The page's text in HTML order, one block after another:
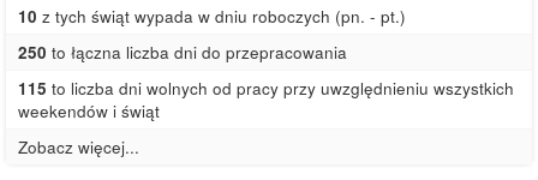
10 z tych świąt wypada w dniu roboczych (pn. - pt.)
250 to łączna liczba dni do przepracowania
115 to liczba dni wolnych od pracy przy uwzględnieniu wszystkich
weekendów i świąt
Zobacz więcej...